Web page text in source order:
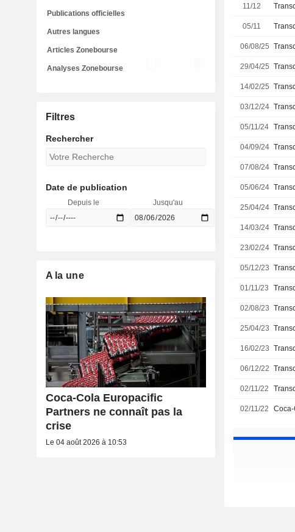
11/12
05/11
06/08/25
29/04/25
14/02/25
03/12/24
05/11/24
04/09/24
07/08/24
05/06/24
25/04/24
14/03/24
23/02/24
05/12/23
01/11/23
02/08/23
25/04/23
16/02/23
06/12/22
02/11/22
02/11/22
Publications officielles
Autres langues
Articles Zonebourse
Analyses Zonebourse
Filtres
Rechercher
Date de publication
Depuis le Jusqu'au
A la une
Coca-Cola Europacific
Partners ne connaît pas la
crise
Le 04 août 2026 à 10:53